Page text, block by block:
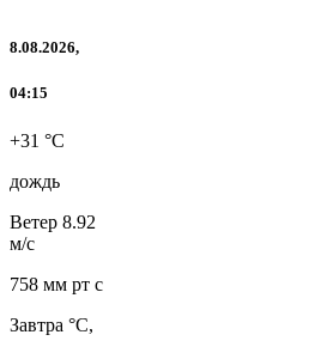
8.08.2026,
04:15
+31 °C
дождь
Ветер 8.92
м/с
758 мм рт с
Завтра °C,